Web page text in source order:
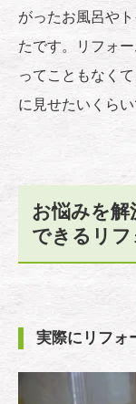
がったお風呂や
たです。リフォ
ってこともなく
に見せたいくらい
お悩みを解
できるリフ
実際にリフォ